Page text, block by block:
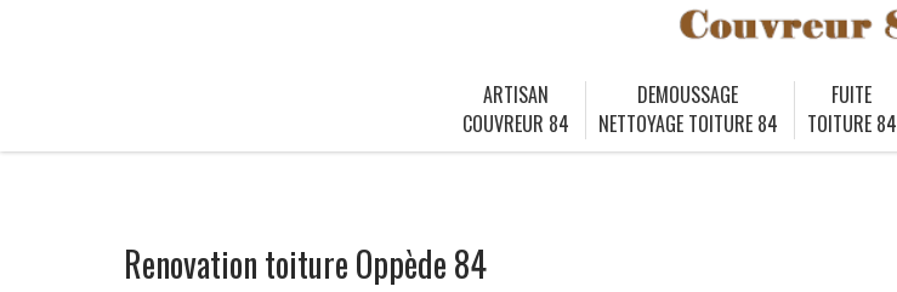
ARTISAN
COUVREUR 84
DEMOUSSAGE
NETTOYAGE TOITURE 84
FUITE
TOITURE 84
Renovation toiture Oppède 84